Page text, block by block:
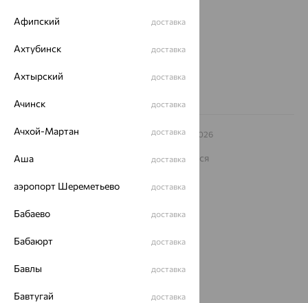
Другие города
8 (800) 250-02-30
Заказать звонок
© ООО «Ювелирный дом «Кристалл»,2009 – 2026
На информационном ресурсе применяются
рекомендательные технологии
ОГРН 1044800168379
Разработка сайта —
Афипский доставка
Ахтубинск доставка
Ахтырский доставка
Ачинск доставка
Ачхой-Мартан доставка
Аша доставка
аэропорт Шереметьево доставка
Бабаево доставка
Бабаюрт доставка
Бавлы доставка
Бавтугай доставка